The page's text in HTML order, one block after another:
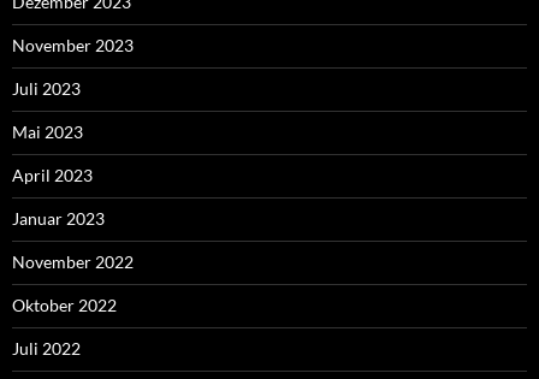
November 2023
Juli 2023
Mai 2023
April 2023
Januar 2023
November 2022
Oktober 2022
Juli 2022